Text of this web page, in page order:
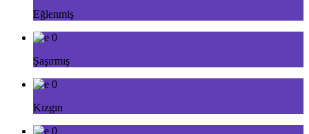
Eğlenmiş
0
Şaşırmış
0
Kızgın
0